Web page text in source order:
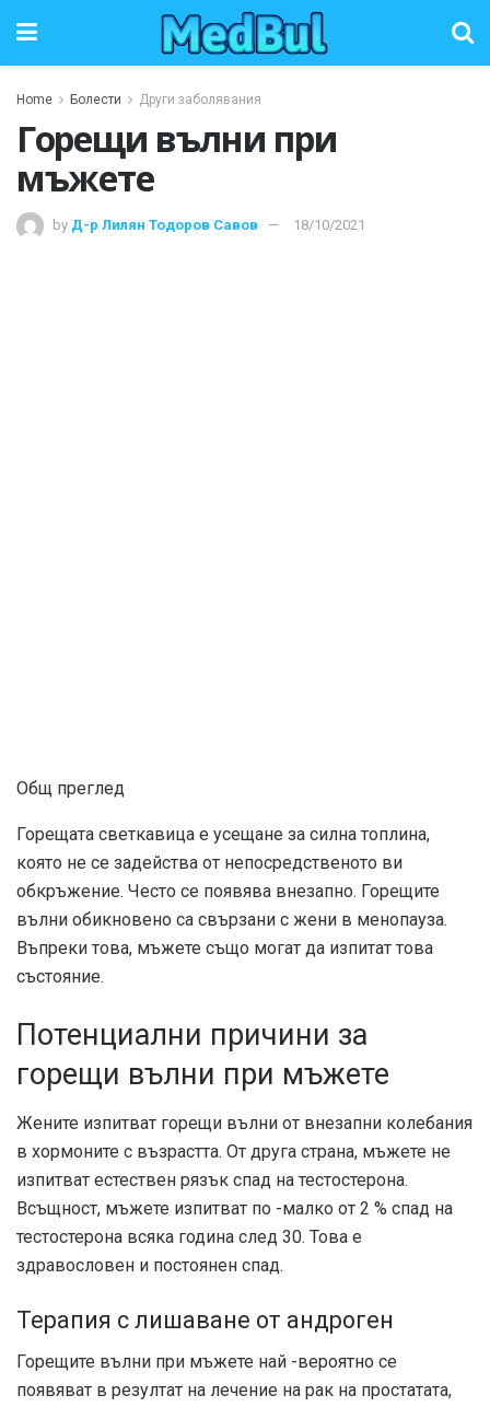
Home Болести Други заболявания
Горещи вълни при
мъжете
by Д-р Лилян Тодоров Савов 18/10/2021
Общ преглед
Горещата светкавица е усещане за силна топлина,
която не се задейства от непосредственото ви
обкръжение. Често се появява внезапно. Горещите
вълни обикновено са свързани с жени в менопауза.
Въпреки това, мъжете също могат да изпитат това
състояние.
Потенциални причини за
горещи вълни при мъжете
Жените изпитват горещи вълни от внезапни колебания
в хормоните с възрастта. От друга страна, мъжете не
изпитват естествен рязък спад на тестостерона.
Всъщност, мъжете изпитват по -малко от 2 % спад на
тестостерона всяка година след 30. Това е
здравословен и постоянен спад.
Терапия с лишаване от андроген
Горещите вълни при мъжете най -вероятно се
появяват в резултат на лечение на рак на простатата,